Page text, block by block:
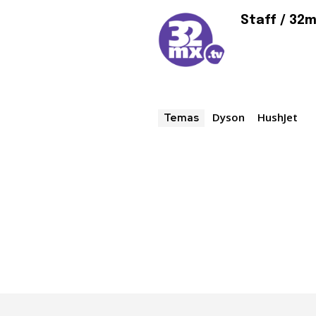
Seguidores
Staff /
Temas Dyson HushJet